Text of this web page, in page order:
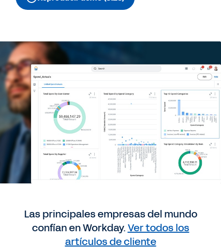
Las principales empresas del mundo
confían en Workday.Ver todos los
artículos de cliente